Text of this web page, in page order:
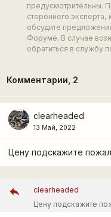
предусмотрительны.
стороннего эксперта,
обсудите
Форуме. В случае
обратиться в службу
Комментарии, 2
clearheaded
13 Май, 2022
Цену подскажите
clearheaded
Цену подскажите